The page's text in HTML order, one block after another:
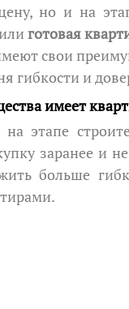
но и на
готовая
свои
гибкости и
имеет
заранее и
больше